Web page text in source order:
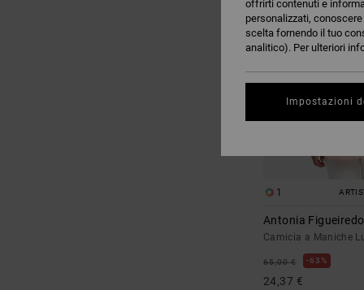
RICERCA
1
Antonia
Camicia a Maniche
65,00 € 63%
24,37 €
offrirti contenuti e
personalizzati,
scelta fornendo il tuo
analitico). Per ulteriori
Impostazioni